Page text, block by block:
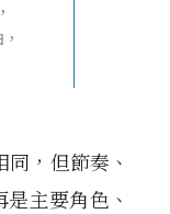
，但節奏、
主要角色、